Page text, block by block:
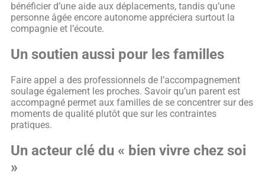
bénéficier d’une aide aux déplacements, tandis qu’une
personne âgée encore autonome appréciera surtout la
compagnie et l’écoute.
Un soutien aussi pour les familles
Faire appel a des professionnels de l’accompagnement
soulage également les proches. Savoir qu’un parent est
accompagné permet aux familles de se concentrer sur des
moments de qualité plutôt que sur les contraintes
pratiques.
Un acteur clé du « bien vivre chez soi
»